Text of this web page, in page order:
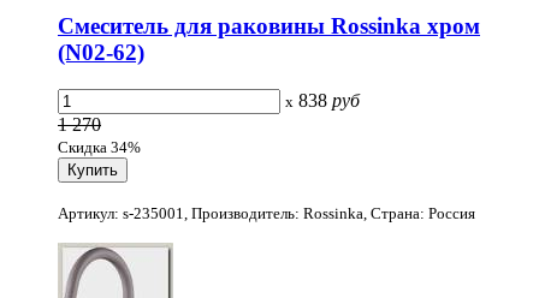
Смеситель для раковины Rossinka хром
(N02-62)
x 838 руб
1 270
Скидка 34%
Артикул: s-235001, Производитель: Rossinka, Страна: Россия